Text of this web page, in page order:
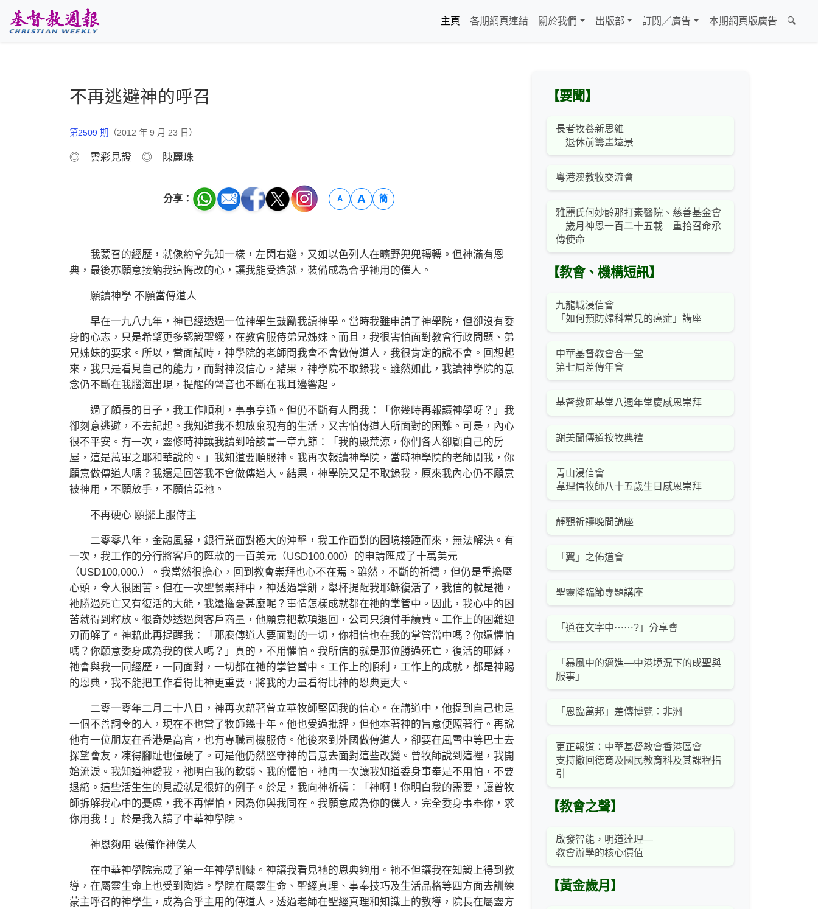
主頁
各期網頁連結 關於我們 出版部 訂閱／廣告 本期網頁版廣告 🔍
不再逃避神的呼召
第2509 期 （2012 年 9 月 23 日）
◎ 雲彩見證 ◎ 陳麗珠
分享： A A 簡
我蒙召的經歷，就像約拿先知一樣，左閃右避，又如以色列人在曠野兜兜轉轉。但神滿有恩
典，最後亦願意接納我這悔改的心，讓我能受造就，裝備成為合乎衪用的僕人。
願讀神學 不願當傳道人
早在一九八九年，神已經透過一位神學生鼓勵我讀神學。當時我雖申請了神學院，但卻沒有委
身的心志，只是希望更多認識聖經，在教會服侍弟兄姊妹。而且，我很害怕面對教會行政問題、弟
兄姊妹的要求。所以，當面試時，神學院的老師問我會不會做傳道人，我很肯定的說不會。回想起
來，我只是看見自己的能力，而對神沒信心。結果，神學院不取錄我。雖然如此，我讀神學院的意
念仍不斷在我腦海出現，提醒的聲音也不斷在我耳邊響起。
過了頗長的日子，我工作順利，事事亨通。但仍不斷有人問我：「你幾時再報讀神學呀？」我
卻刻意逃避，不去記起。我知道我不想放棄現有的生活，又害怕傳道人所面對的困難。可是，內心
很不平安。有一次，靈修時神讓我讀到哈該書一章九節：「我的殿荒涼，你們各人卻顧自己的房
屋，這是萬軍之耶和華說的。」我知道要順服神。我再次報讀神學院，當時神學院的老師問我，你
願意做傳道人嗎？我還是回答我不會做傳道人。結果，神學院又是不取錄我，原來我內心仍不願意
被神用，不願放手，不願信靠祂。
不再硬心 願擺上服侍主
二零零八年，金融風暴，銀行業面對極大的沖擊，我工作面對的困境接踵而來，無法解決。有
一次，我工作的分行將客戶的匯款的一百美元（USD100.000）的申請匯成了十萬美元
（USD100,000.）。我當然很擔心，回到教會崇拜也心不在焉。雖然，不斷的祈禱，但仍是重擔壓
心頭，令人很困苦。但在一次聖餐崇拜中，神透過擘餅，舉杯提醒我耶穌復活了，我信的就是祂，
衪勝過死亡又有復活的大能，我還擔憂甚麼呢？事情怎樣成就都在祂的掌管中。因此，我心中的困
苦就得到釋放。很奇妙透過與客戶商量，他願意把款項退回，公司只須付手續費。工作上的困難迎
刃而解了。神藉此再提醒我：「那麼傳道人要面對的一切，你相信也在我的掌管當中嗎？你還懼怕
嗎？你願意委身成為我的僕人嗎？」真的，不用懼怕。我所信的就是那位勝過死亡，復活的耶穌，
祂會與我一同經歷，一同面對，一切都在祂的掌管當中。工作上的順利，工作上的成就，都是神賜
的恩典，我不能把工作看得比神更重要，將我的力量看得比神的恩典更大。
二零一零年二月二十八日，神再次藉著曾立華牧師堅固我的信心。在講道中，他提到自己也是
一個不善詞令的人，現在不也當了牧師幾十年。他也受過批評，但他本著神的旨意便照著行。再說
他有一位朋友在香港是高官，也有專職司機服侍。他後來到外國做傳道人，卻要在風雪中等巴士去
探望會友，凍得腳趾也僵硬了。可是他仍然堅守神的旨意去面對這些改變。曾牧師說到這裡，我開
始流淚。我知道神愛我，祂明白我的軟弱、我的懼怕，祂再一次讓我知道委身事奉是不用怕，不要
退縮。這些活生生的見證就是很好的例子。於是，我向神祈禱：「神啊！你明白我的需要，讓曾牧
師拆解我心中的憂慮，我不再懼怕，因為你與我同在。我願意成為你的僕人，完全委身事奉你，求
你用我！」於是我入讀了中華神學院。
神恩夠用 裝備作神僕人
在中華神學院完成了第一年神學訓練。神讓我看見衪的恩典夠用。衪不但讓我在知識上得到教
導，在屬靈生命上也受到陶造。學院在屬靈生命、聖經真理、事奉技巧及生活品格等四方面去訓練
蒙主呼召的神學生，成為合乎主用的傳道人。透過老師在聖經真理和知識上的教導，院長在屬靈方
【要聞】
長者牧養新思維
退休前籌畫遠景
粵港澳教牧交流會
雅麗氏何妙齡那打素醫院、慈善基金會
歲月神恩一百二十五載 重拾召命承
傳使命
【教會、機構短訊】
九龍城浸信會
「如何預防婦科常見的癌症」講座
中華基督教會合一堂
第七屆差傳年會
基督教匯基堂八週年堂慶感恩崇拜
謝美蘭傳道按牧典禮
青山浸信會
韋理信牧師八十五歲生日感恩崇拜
靜觀祈禱晚間講座
「翼」之佈道會
聖靈降臨節專題講座
「道在文字中⋯⋯?」分享會
「暴風中的邁進—中港境況下的成聖與
服事」
「恩臨萬邦」差傳博覽：非洲
更正報道：中華基督教會香港區會
支持撤回德育及國民教育科及其課程指
引
【教會之聲】
啟發智能，明道達理—
教會辦學的核心價值
【黃金歲月】